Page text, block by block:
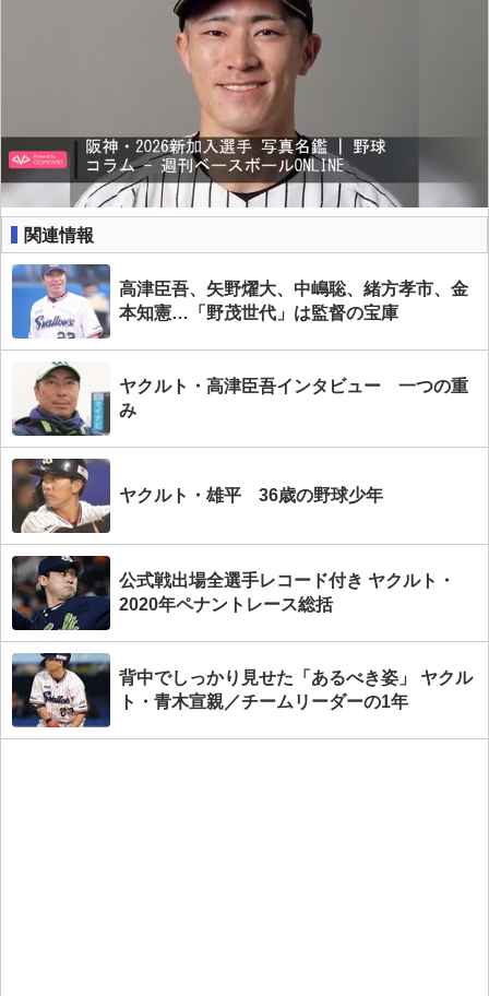
関連情報
高津臣吾、矢野燿大、中嶋聡、緒方孝市、金
本知憲…「野茂世代」は監督の宝庫
ヤクルト・高津臣吾インタビュー 一つの重
み
ヤクルト・雄平 36歳の野球少年
公式戦出場全選手レコード付き ヤクルト・
2020年ペナントレース総括
背中でしっかり見せた「あるべき姿」 ヤクル
ト・青木宣親／チームリーダーの1年